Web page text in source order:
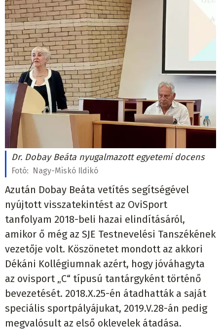
Dr. Dobay Beáta nyugalmazott egyetemi docens
Fotó: Nagy-Miskó Ildikó
Azután Dobay Beáta vetítés segítségével
nyújtott visszatekintést az OviSport
tanfolyam 2018-beli hazai elindításáról,
amikor ő még az SJE Testnevelési Tanszékének
vezetője volt. Köszönetet mondott az akkori
Dékáni Kollégiumnak azért, hogy jóváhagyta
az ovisport „C“ típusú tantárgyként történő
bevezetését. 2018.X.25-én átadhatták a saját
speciális sportpályájukat, 2019.V.28-án pedig
megvalósult az első oklevelek átadása.